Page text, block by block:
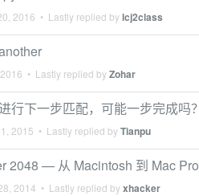
2016 • Lastly replied bylcj2class
• Lastly replied byZohar
行下一步匹配，可能一步完成吗？
2015 • Lastly replied byTianpu
2048 — 从 Macintosh 到 Mac Pro
2014 • Lastly replied byxhacker